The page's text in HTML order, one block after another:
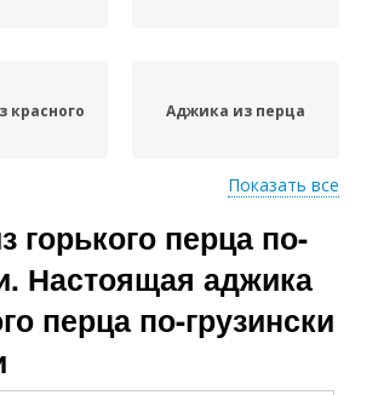
красного Аджика из перца
аджика Вкусная аджика
с
Показать все
горького перца по-
Настоящая аджика
перца по-грузински